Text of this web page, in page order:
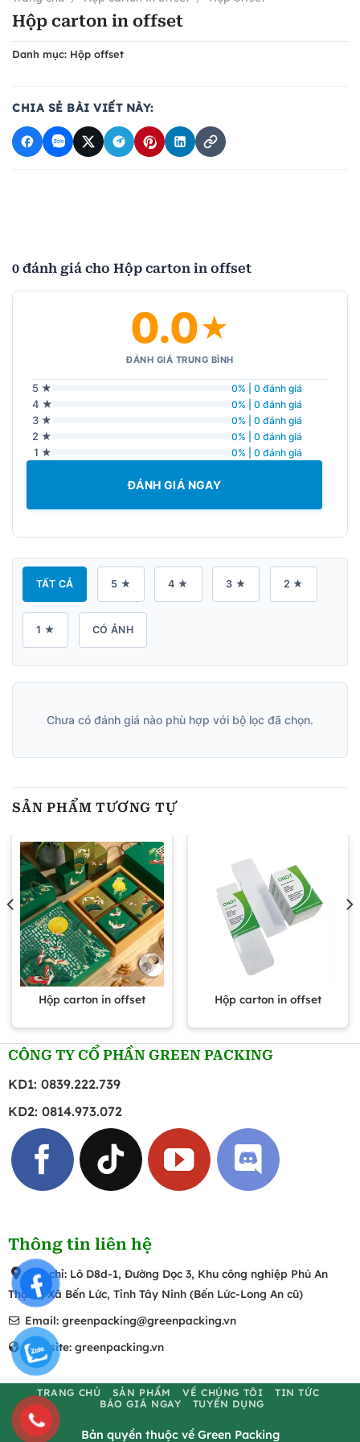
Hộp carton in offset
Danh mục: Hộp offset
CHIA SẺ BÀI VIẾT NÀY:
0 đánh giá cho Hộp carton in offset
0.0★
ĐÁNH GIÁ TRUNG BÌNH
5 ★ 0% | 0 đánh giá
4 ★ 0% | 0 đánh giá
3 ★ 0% | 0 đánh giá
2 ★ 0% | 0 đánh giá
1 ★ 0% | 0 đánh giá
ĐÁNH GIÁ NGAY
TẤT CẢ 5 ★ 4 ★ 3 ★ 2 ★
1 ★ CÓ ẢNH
Chưa có đánh giá nào phù hợp với bộ lọc đã chọn.
SẢN PHẨM TƯƠNG TỰ
Hộp carton in offset Hộp carton in offset
CÔNG TY CỔ PHẦN GREEN PACKING
KD1: 0839.222.739
KD2: 0814.973.072
Thông tin liên hệ
Địa chỉ: Lô D8d-1, Đường Dọc 3, Khu công nghiệp Phú An
Thạnh, Xã Bến Lức, Tỉnh Tây Ninh (Bến Lức-Long An cũ)
Email: greenpacking@greenpacking.vn
Website: greenpacking.vn
TRANG CHỦ SẢN PHẨM VỀ CHÚNG TÔI
TIN TỨC
BÁO GIÁ NGAY
TUYỂN DỤNG
Bản quyền thuộc về Green Packing